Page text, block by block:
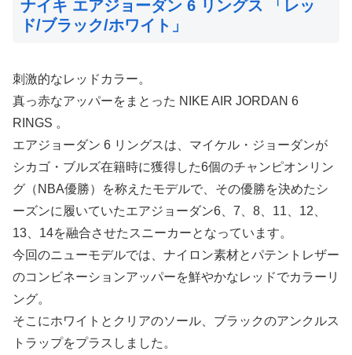
ナイキ エアジョーダン 6 リングス 「レッ
ド/ブラック/ホワイト」
刺激的なレッドカラー。
真っ赤なアッパーをまとった NIKE AIR JORDAN 6
RINGS 。
エアジョーダン 6 リングスは、マイケル・ジョーダンが
シカゴ・ブルズ在籍時に獲得した6個のチャンピオンリン
グ（NBA優勝）を称えたモデルで、その優勝を決めたシ
ーズンに履いていたエアジョーダン6、7、8、11、12、
13、14を融合させたスニーカーとなっています。
今回のニューモデルでは、ナイロン素材とパテントレザー
のコンビネーションアッパーを鮮やかなレッドでカラーリ
ング。
そこにホワイトとクリアのソール、ブラックのアンクルス
トラップをプラスしました。